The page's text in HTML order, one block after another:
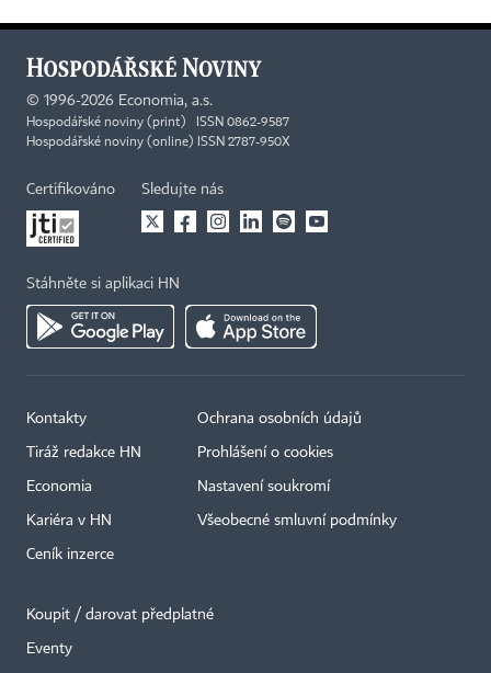
© 1996-2026 Economia, a.s.
Hospodářské noviny (print) ISSN 0862-9587
Hospodářské noviny (online) ISSN 2787-950X
Certifikováno Sledujte nás
Stáhněte si aplikaci HN
Kontakty
Tiráž redakce HN
Economia
Kariéra v HN
Ceník inzerce
Ochrana osobních údajů
Prohlášení o cookies
Nastavení soukromí
Všeobecné smluvní podmínky
Koupit / darovat předplatné
Eventy